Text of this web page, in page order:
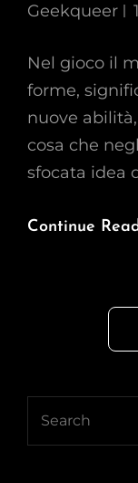
Geekqueer
Nel gioco il
forme,
nuove
cosa che
sfocata idea
Continue
Navigazione